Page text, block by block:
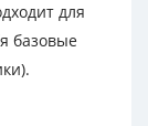
для
базовые